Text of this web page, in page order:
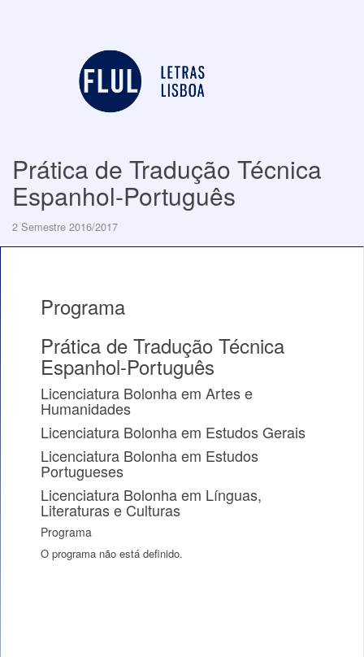
Prática de Tradução Técnica
Espanhol-Português
2 Semestre 2016/2017
Programa
Prática de Tradução Técnica
Espanhol-Português
Licenciatura Bolonha em Artes e
Humanidades
Licenciatura Bolonha em Estudos Gerais
Licenciatura Bolonha em Estudos
Portugueses
Licenciatura Bolonha em Línguas,
Literaturas e Culturas
Programa
O programa não está definido.